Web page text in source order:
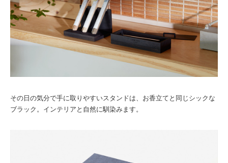
その日の気分で手に取りやすいスタンドは、お香立てと同じシックな
ブラック。インテリアと自然に馴染みます。